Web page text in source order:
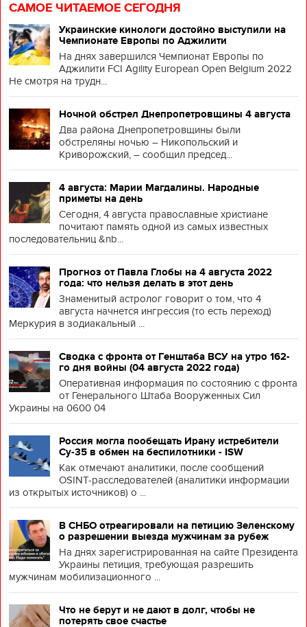
САМОЕ ЧИТАЕМОЕ СЕГОДНЯ
Украинские кинологи достойно выступили на
Чемпионате Европы по Аджилити
На днях завершился Чемпионат Европы по
Аджилити FCI Agility European Open Belgium 2022
Не смотря на трудн...
Ночной обстрел Днепропетровщины 4 августа
Два района Днепропетровщины были
обстреляны ночью – Никопольский и
Криворожский, – сообщил председ...
4 августа: Марии Магдалины. Народные
приметы на день
Сегодня, 4 августа православные христиане
почитают память одной из самых известных
последовательниц &nb...
Прогноз от Павла Глобы на 4 августа 2022
года: что нельзя делать в этот день
Знаменитый астролог говорит о том, что 4
августа начнется ингрессия (то есть переход)
Меркурия в зодиакальный ...
Сводка с фронта от Генштаба ВСУ на утро 162-
го дня войны (04 августа 2022 года)
Оперативная информация по состоянию с фронта
от Генерального Штаба Вооруженных Сил
Украины на 0600 04
Россия могла пообещать Ирану истребители
Су-35 в обмен на беспилотники - ISW
Как отмечают аналитики, после сообщений
OSINT-расследователей (аналитики информации
из открытых источников) о ...
В СНБО отреагировали на петицию Зеленскому
о разрешении выезда мужчинам за рубеж
На днях зарегистрированная на сайте Президента
Украины петиция, требующая разрешить
мужчинам мобилизационного ...
Что не берут и не дают в долг, чтобы не
потерять свое счастье